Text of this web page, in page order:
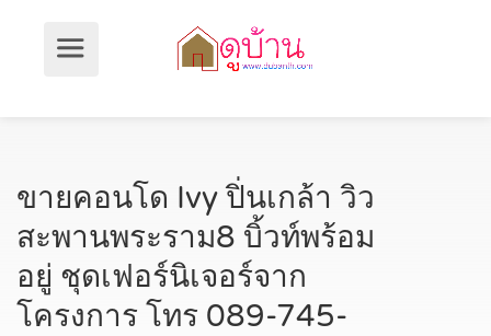
ขายคอนโด Ivy ปิ่นเกล้า วิว
สะพานพระราม8 บิ้วท์พร้อม
อยู่ ชุดเฟอร์นิเจอร์จาก
โครงการ โทร 089-745-